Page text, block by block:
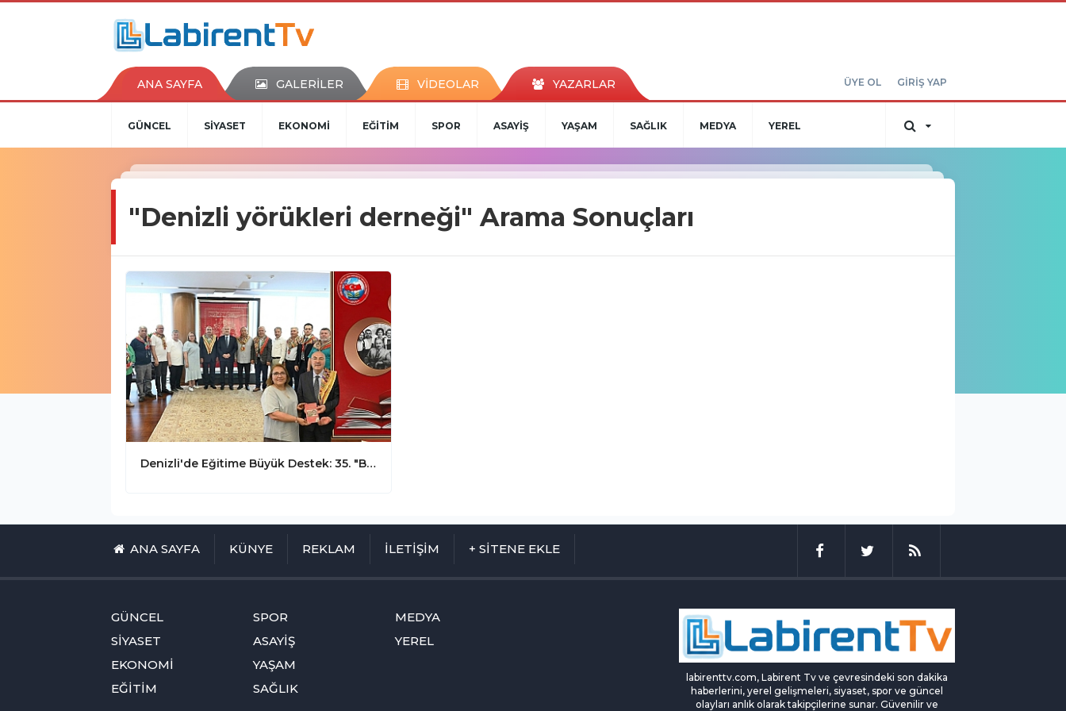
ANA SAYFA GALERİLER VİDEOLAR YAZARLAR ÜYE OL GİRİŞ YAP
GÜNCEL SİYASET EKONOMİ EĞİTİM SPOR ASAYİŞ YAŞAM SAĞLIK MEDYA YEREL
"Denizli yörükleri derneği" Arama Sonuçları
Denizli'de Eğitime Büyük Destek: 35. "Bırakın Kızlar Okusun" Kütüphanesi Açılıyor
ANA SAYFA KÜNYE REKLAM İLETİŞİM + SİTENE EKLE
GÜNCEL
SİYASET
EKONOMİ
EĞİTİM
SPOR
ASAYİŞ
YAŞAM
SAĞLIK
MEDYA
YEREL
labirenttv.com, Labirent Tv ve çevresindeki son dakika
haberlerini, yerel gelişmeleri, siyaset, spor ve güncel
olayları anlık olarak takipçilerine sunar. Güvenilir ve